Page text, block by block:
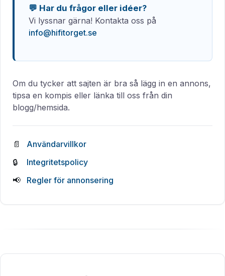
💬 Har du frågor eller idéer?
Vi lyssnar gärna! Kontakta oss på
info@hifitorget.se
Om du tycker att sajten är bra så lägg in en annons,
tipsa en kompis eller länka till oss från din
blogg/hemsida.
Användarvillkor
Integritetspolicy
Regler för annonsering